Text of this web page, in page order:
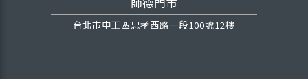
台北市中正區忠孝西路一段100號12樓